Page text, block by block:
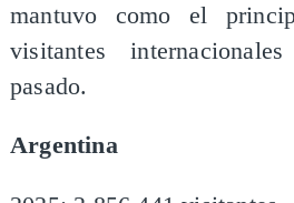
mantuvo como el
visitantes
pasado.
Argentina